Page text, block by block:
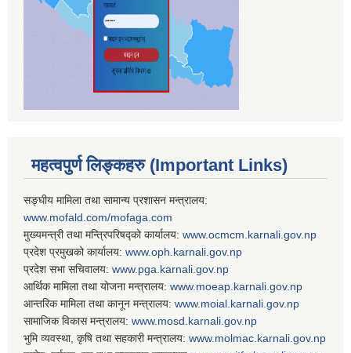
महत्वपुर्ण लिङ्कहरु (Important Links)
सङ्घीय मामिला तथा सामान्य प्रशासन मन्त्रालय:
www.mofald.com/mofaga.com
मुख्यमन्त्री तथा मन्त्रिपरिषद्को कार्यालय: www.ocmcm.karnali.gov.np
प्रदेश प्रमुखको कार्यालय: www.oph.karnali.gov.np
प्रदेश सभा सचिवालय: www. pga.karnali.gov.np
आर्थिक मामिला तथा योजना मन्त्रालय: www. moeap.karnali.gov.np
आन्तरिक मामिला तथा कानून मन्त्रालय: www. moial.karnali.gov.np
सामाजिक विकास मन्त्रालय: www. mosd.karnali.gov.np
भुमि व्यवस्था, कृषि तथा सहकारी मन्त्रालय: www. molmac.karnali.gov.np